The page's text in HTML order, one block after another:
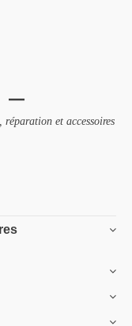
–
et accessoires